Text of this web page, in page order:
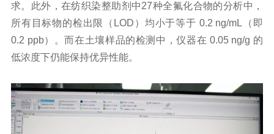
求。此外，在纺织染整助剂中27种全氟化合物的分析中，
所有目标物的检出限（LOD）均小于等于 0.2 ng/mL（即
0.2 ppb）。而在土壤样品的检测中，仪器在 0.05 ng/g 的
低浓度下仍能保持优异性能。